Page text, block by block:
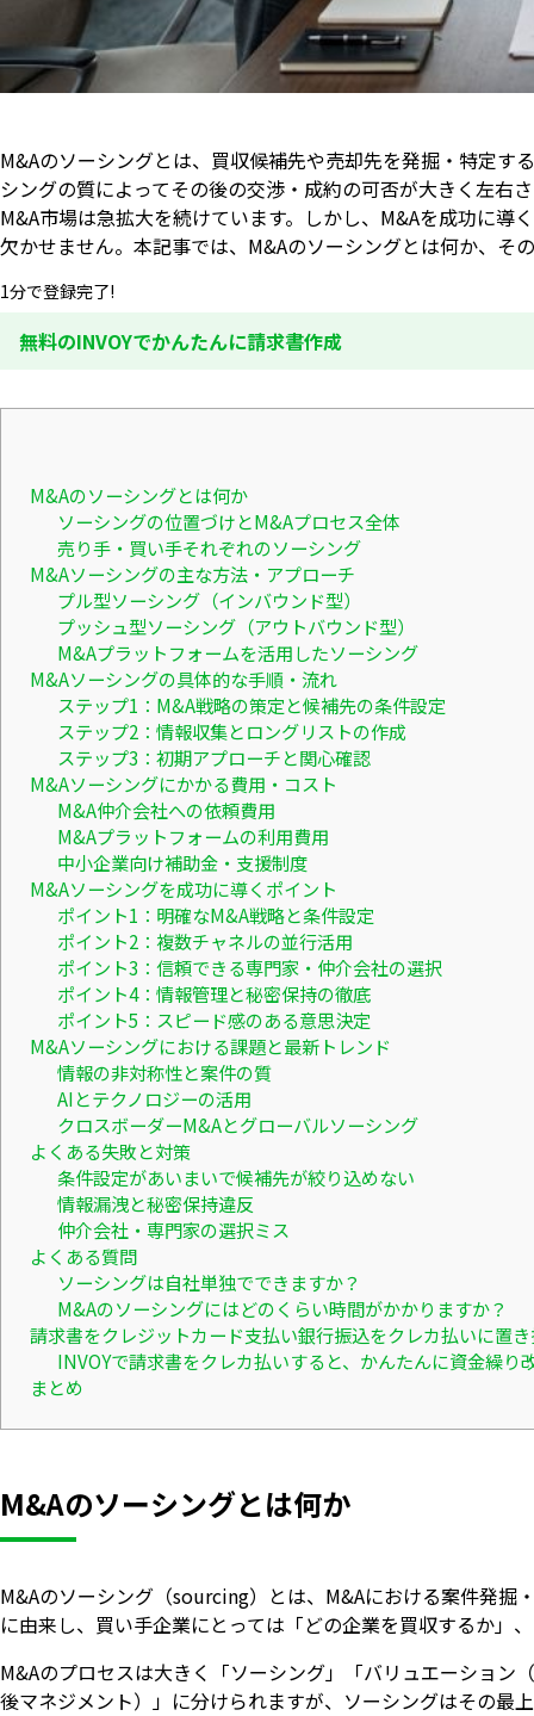
M&Aのソーシングとは、買収候補先や売却先を発掘・特定す
シングの質によってその後の交渉・成約の可否が大きく左右
M&A市場は急拡大を続けています。しかし、M&Aを成功に
欠かせません。本記事では、M&Aのソーシングとは何か、そ
1分で登録完了!
無料のINVOYでかんたんに請求書作成
M&Aのソーシングとは何か
ソーシングの位置づけとM&Aプロセス全体
売り手・買い手それぞれのソーシング
M&Aソーシングの主な方法・アプローチ
プル型ソーシング（インバウンド型）
プッシュ型ソーシング（アウトバウンド型）
M&Aプラットフォームを活用したソーシング
M&Aソーシングの具体的な手順・流れ
ステップ1：M&A戦略の策定と候補先の条件設定
ステップ2：情報収集とロングリストの作成
ステップ3：初期アプローチと関心確認
M&Aソーシングにかかる費用・コスト
M&A仲介会社への依頼費用
M&Aプラットフォームの利用費用
中小企業向け補助金・支援制度
M&Aソーシングを成功に導くポイント
ポイント1：明確なM&A戦略と条件設定
ポイント2：複数チャネルの並行活用
ポイント3：信頼できる専門家・仲介会社の選択
ポイント4：情報管理と秘密保持の徹底
ポイント5：スピード感のある意思決定
M&Aソーシングにおける課題と最新トレンド
情報の非対称性と案件の質
AIとテクノロジーの活用
クロスボーダーM&Aとグローバルソーシング
よくある失敗と対策
条件設定があいまいで候補先が絞り込めない
情報漏洩と秘密保持違反
仲介会社・専門家の選択ミス
よくある質問
ソーシングは自社単独でできますか？
M&Aのソーシングにはどのくらい時間がかかりますか？
請求書をクレジットカード支払い銀行振込をクレカ払いに置
INVOYで請求書をクレカ払いすると、かんたんに資金繰り
まとめ
M&Aのソーシングとは何か
M&Aのソーシング（sourcing）とは、M&Aにおける案件発
に由来し、買い手企業にとっては「どの企業を買収するか」
M&Aのプロセスは大きく「ソーシング」「バリュエーショ
後マネジメント）」に分けられますが、ソーシングはその最